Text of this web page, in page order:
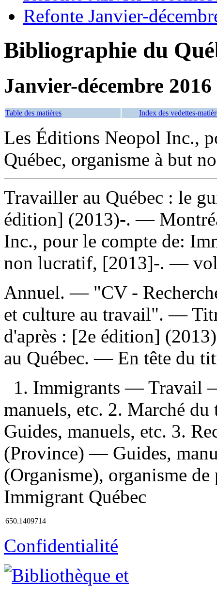
Refonte Janvier-
Bibliographie du
Janvier-décembre 2016
Table des matières Index des vedettes-
Les Éditions Neopol Inc.,
Québec, organisme à but
Travailler au Québec : le
édition] (2013)-. —
Inc., pour le compte de:
non lucratif, [2013]-. —
Annuel. — "CV -
et culture au travail". —
d'après : [2e édition]
au Québec. — En tête du
1. Immigrants — Travail
manuels, etc. 2. Marché
Guides, manuels, etc. 3.
(Province) — Guides,
(Organisme), organisme
Immigrant Québec
650.1409714
Confidentialité